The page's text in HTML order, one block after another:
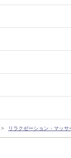
リラクゼーション・マッ